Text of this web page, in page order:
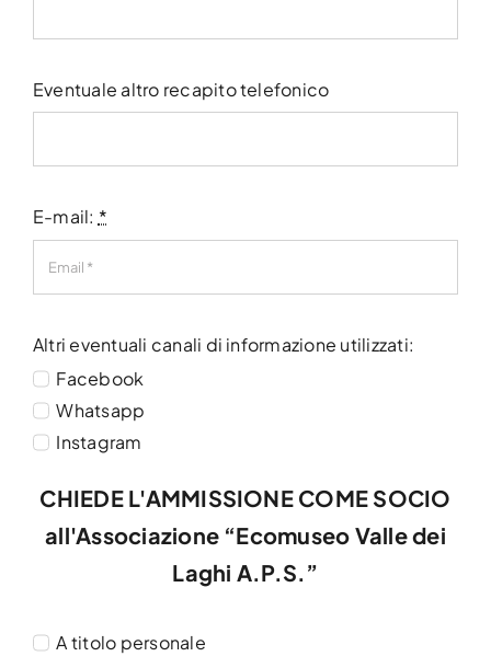
Eventuale altro recapito telefonico
E-mail: *
Altri eventuali canali di informazione utilizzati:
Facebook
Whatsapp
Instagram
CHIEDE L'AMMISSIONE COME SOCIO
all'Associazione “Ecomuseo Valle dei
Laghi A.P.S.”
A titolo personale